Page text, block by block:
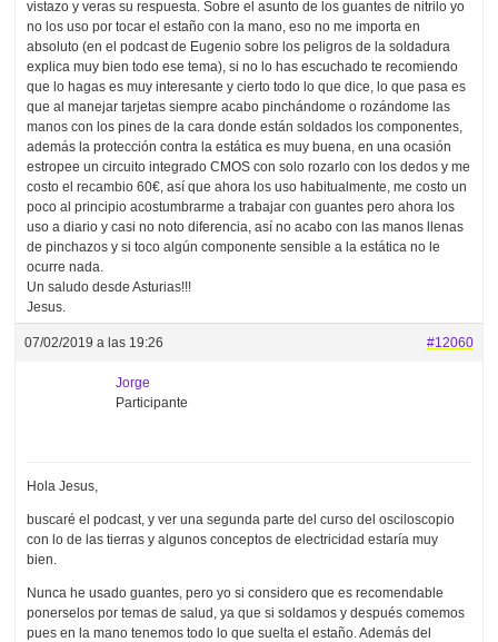
vistazo y veras su respuesta. Sobre el asunto de los guantes de nitrilo yo
no los uso por tocar el estaño con la mano, eso no me importa en
absoluto (en el podcast de Eugenio sobre los peligros de la soldadura
explica muy bien todo ese tema), si no lo has escuchado te recomiendo
que lo hagas es muy interesante y cierto todo lo que dice, lo que pasa es
que al manejar tarjetas siempre acabo pinchándome o rozándome las
manos con los pines de la cara donde están soldados los componentes,
además la protección contra la estática es muy buena, en una ocasión
estropee un circuito integrado CMOS con solo rozarlo con los dedos y me
costo el recambio 60€, así que ahora los uso habitualmente, me costo un
poco al principio acostumbrarme a trabajar con guantes pero ahora los
uso a diario y casi no noto diferencia, así no acabo con las manos llenas
de pinchazos y si toco algún componente sensible a la estática no le
ocurre nada.
Un saludo desde Asturias!!!
Jesus.
07/02/2019 a las 19:26 #12060
Jorge
Participante
Hola Jesus,
buscaré el podcast, y ver una segunda parte del curso del osciloscopio
con lo de las tierras y algunos conceptos de electricidad estaría muy
bien.
Nunca he usado guantes, pero yo si considero que es recomendable
ponerselos por temas de salud, ya que si soldamos y después comemos
pues en la mano tenemos todo lo que suelta el estaño. Además del